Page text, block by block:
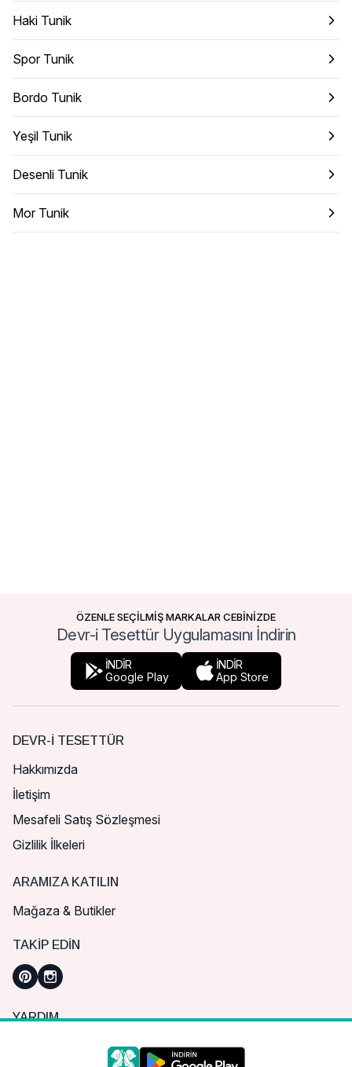
Haki Tunik
Spor Tunik
Bordo Tunik
Yeşil Tunik
Desenli Tunik
Mor Tunik
ÖZENLE SEÇİLMİŞ MARKALAR CEBİNİZDE
Devr-i Tesettür Uygulamasını İndirin
İNDİR
Google Play
İNDİR
App Store
DEVR-I TESETTÜR
Hakkımızda
İletişim
Mesafeli Satış Sözleşmesi
Gizlilik İlkeleri
ARAMIZA KATILIN
Mağaza & Butikler
TAKIP EDIN
YARDIM
Sık Sorulan Sorular